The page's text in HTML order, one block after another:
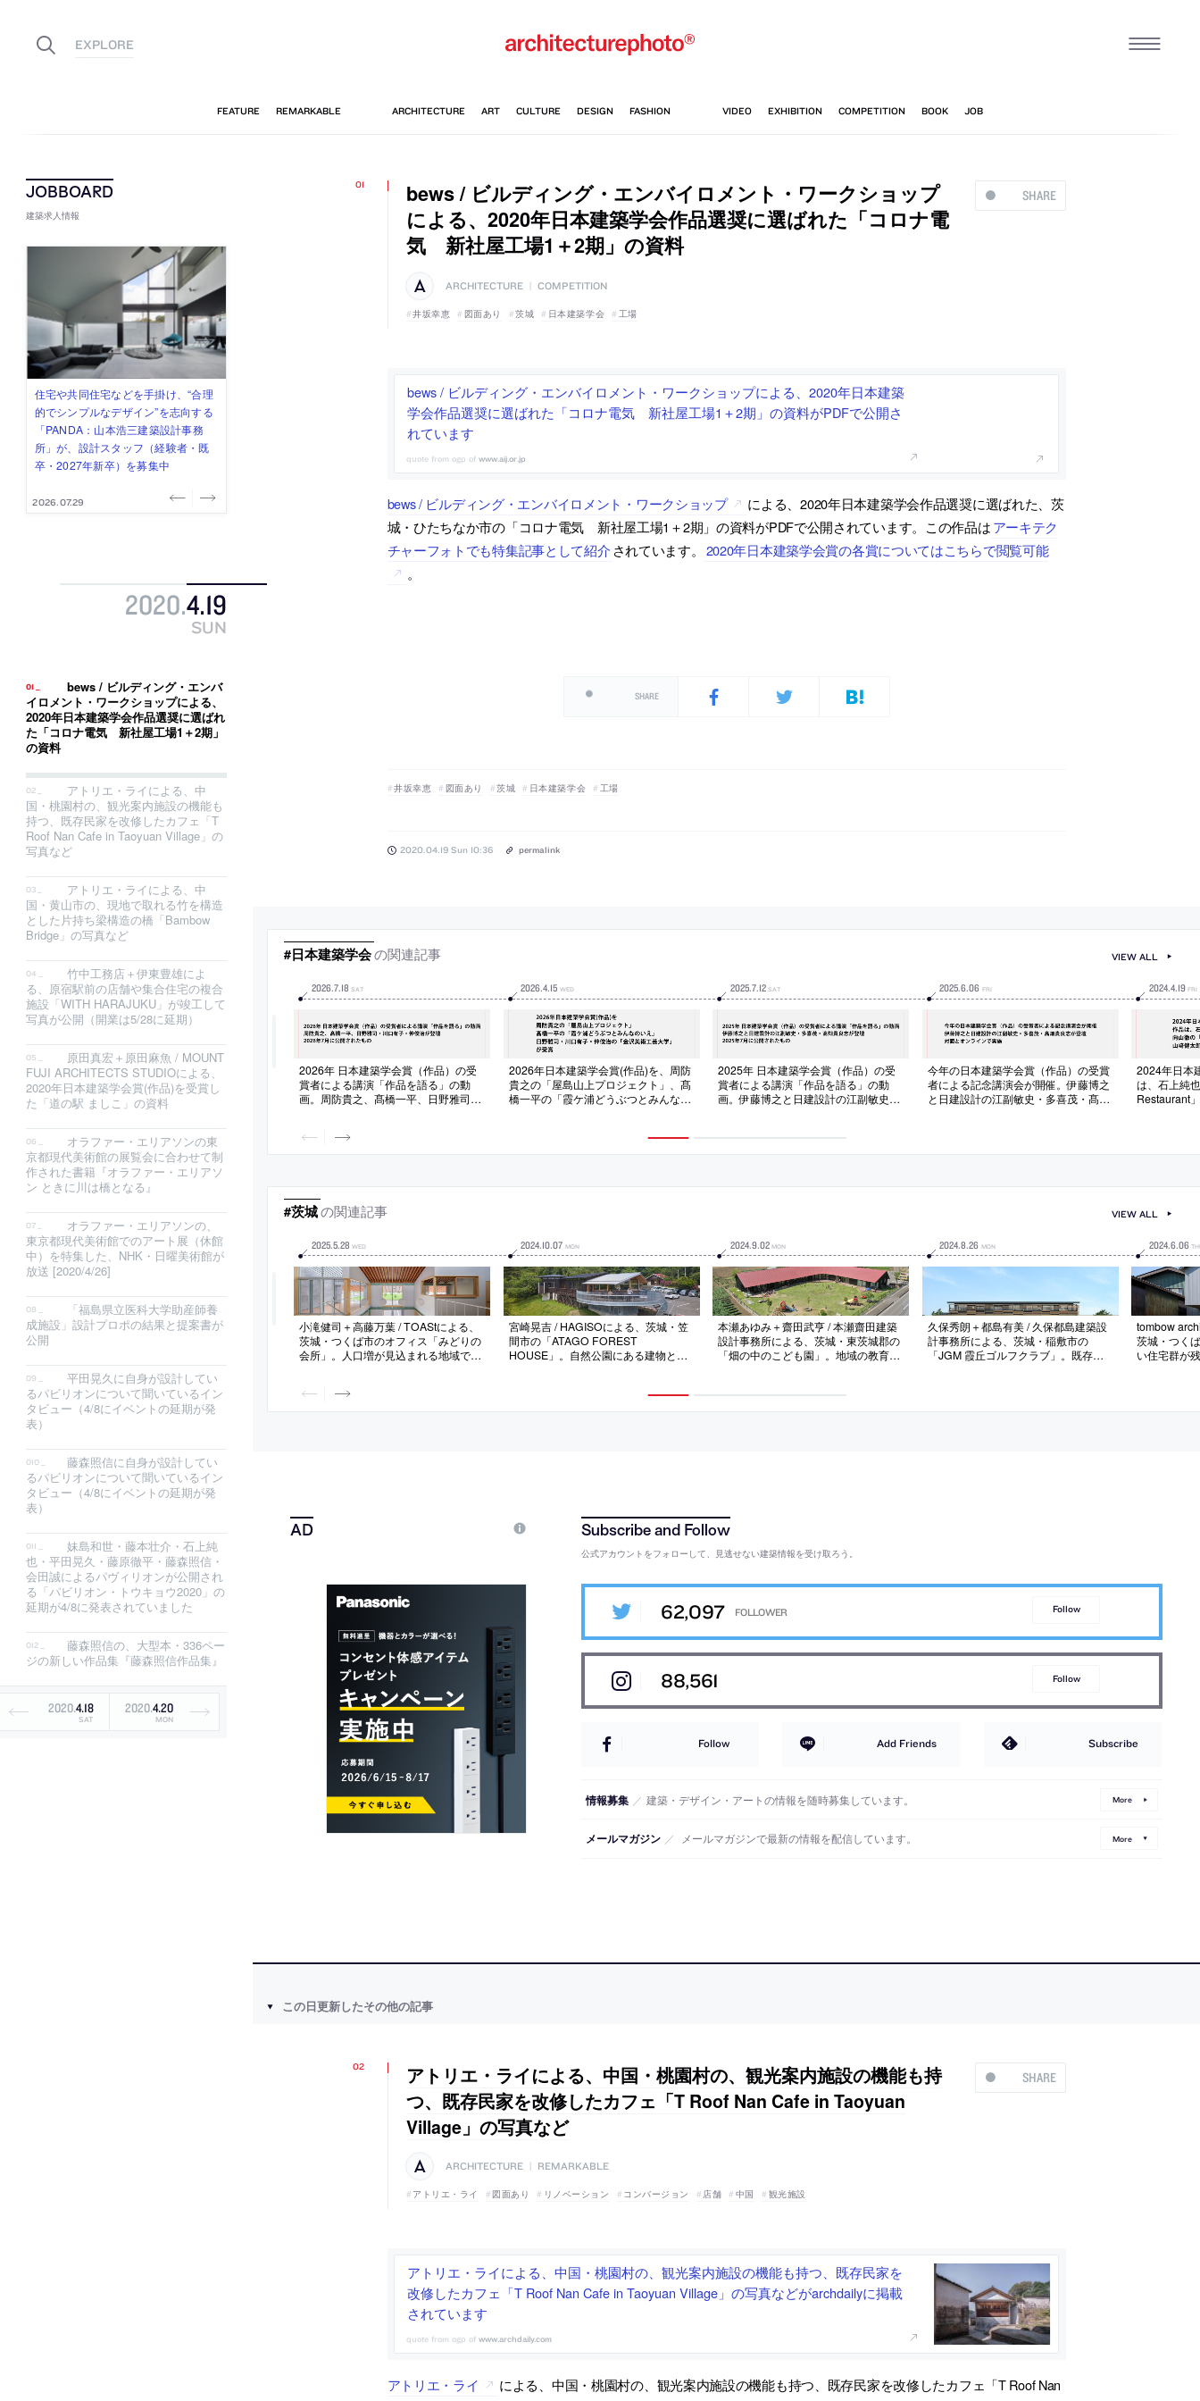
建築求人情報
古民家を軸に全国で“価値循環の仕組
み”を作り、リモートワーク主体の働
き方を実践する「株式会社つぎと」
が、設計スタッフ（経験者・既卒）
を募集中
2026.08.03
リノベる株式会社が、設計パートナ
ー (業務委託) を募集中
2026.08.03
社会への影響力のある建築を手掛
け、スタッフ同士で助け合う環境づ
くりも行う「E.A.S.T.architects」
が、設計スタッフ（経験者・既卒・
2027年新卒）を募集中
2026.07.31
代官山を拠点に活動する「梅澤竜也 /
ALA INC.」が、設計スタッフ・アル
バイト・事務職を募集中
2026.07.30
住宅や共同住宅などを手掛け、“合理
的でシンプルなデザイン”を志向する
「PANDA：山本浩三建築設計事務
所」が、設計スタッフ（経験者・既
卒・2027年新卒）を募集中
2026.07.29
2020.4.19
SUN
bews / ビルディング・エンバ
イロメント・ワークショップによる、
2020年日本建築学会作品選奨に選ばれ
た「コロナ電気 新社屋工場1＋2期」
の資料
アトリエ・ライによる、中
国・桃園村の、観光案内施設の機能も
持つ、既存民家を改修したカフェ「T
Roof Nan Cafe in Taoyuan Village」の
写真など
アトリエ・ライによる、中
国・黄山市の、現地で取れる竹を構造
とした片持ち梁構造の橋「Bambow
Bridge」の写真など
竹中工務店＋伊東豊雄によ
る、原宿駅前の店舗や集合住宅の複合
施設「WITH HARAJUKU」が竣工して
写真が公開（開業は5/28に延期）
原田真宏＋原田麻魚 / MOUNT
FUJI ARCHITECTS STUDIOによる、
2020年日本建築学会賞(作品)を受賞し
た「道の駅 ましこ」の資料
オラファー・エリアソンの東
京都現代美術館の展覧会に合わせて制
作された書籍『オラファー・エリアソ
ン ときに川は橋となる』
オラファー・エリアソンの、
東京都現代美術館でのアート展（休館
中）を特集した、NHK・日曜美術館が
放送 [2020/4/26]
「福島県立医科大学助産師養
成施設」設計プロポの結果と提案書が
公開
平田晃久に自身が設計してい
るパビリオンについて聞いているイン
タビュー（4/8にイベントの延期が発
表）
藤森照信に自身が設計してい
るパビリオンについて聞いているイン
タビュー（4/8にイベントの延期が発
表）
妹島和世・藤本壮介・石上純
也・平田晃久・藤原徹平・藤森照信・
会田誠によるパヴィリオンが公開され
る「パビリオン・トウキョウ2020」の
延期が4/8に発表されていました
藤森照信の、大型本・336ペー
ジの新しい作品集『藤森照信作品集』
2020.4.18
SAT
2020.4.20
MON
SHARE
bews / ビルディング・エンバイロメント・ワークショップ
による、2020年日本建築学会作品選奨に選ばれた「コロナ電
気 新社屋工場1＋2期」の資料
ARCHITECTURE COMPETITION
井坂幸恵 図面あり 茨城 日本建築学会 工場
bews / ビルディング・エンバイロメント・ワークショップによる、2020年日本建築
学会作品選奨に選ばれた「コロナ電気 新社屋工場1＋2期」の資料がPDFで公開さ
れています
www.aij.or.jp
bews / ビルディング・エンバイロメント・ワークショップ
による、2020年日本建築学会作品選奨に選ばれた、茨
城・ひたちなか市の「コロナ電気 新社屋工場1＋2期」の資料がPDFで公開されています。この作品はアーキテク
チャーフォトでも特集記事として紹介 されています。 2020年日本建築学会賞の各賞についてはこちらで閲覧可能
。
SHARE
井坂幸恵 図面あり 茨城 日本建築学会 工場
2020.04.19 Sun 10:36 permalink
#日本建築学会の関連記事
2026.7.18 SAT
2026年 日本建築学会賞（作品）の受
賞者による講演「作品を語る」の動
画。周防貴之、髙橋一平、日野雅司・
2026.4.15 WED
2026年日本建築学会賞(作品)を、周防
貴之の「屋島山上プロジェクト」、髙
橋一平の「霞ケ浦どうぶつとみんなの
2025.7.12 SAT
2025年 日本建築学会賞（作品）の受
賞者による講演「作品を語る」の動
画。伊藤博之と日建設計の江副敏史・
2025.6.06 FRI
今年の日本建築学会賞（作品）の受賞
者による記念講演会が開催。伊藤博之
と日建設計の江副敏史・多喜茂・髙畑
2024.4.19 FRI
2024年日本
は、石上純
Restaurant
VIEW ALL
#茨城の関連記事
2025.5.28 WED
小滝健司＋高藤万葉 / TOAStによる、
茨城・つくば市のオフィス「みどりの
会所」。人口増が見込まれる地域での
な温かみと公共施設の様な大らかさを
持つ存在を志向。木架構の大庇と開か
2024.10.07 MON
宮崎晃吉 / HAGISOによる、茨城・笠
間市の「ATAGO FOREST
HOUSE」。自然公園にある建物と周
も切り替わる中継地点”としての建築
を志向。既存への“円弧状のテラス”な
2024.9.02 MON
本瀬あゆみ＋齋田武亨 / 本瀬齋田建築
設計事務所による、茨城・東茨城郡の
「畑の中のこども園」。地域の教育と
ケールや地面の色とも呼応する“大屋
根”を備えた建築を考案。軒下に長い
2024.8.26 MON
久保秀朗＋都島有美 / 久保都島建築設
計事務所による、茨城・稲敷市の
「JGM 霞丘ゴルフクラブ」。既存の
なゲートで高揚感を与える建築を考
2024.6.06
tombow
茨城・つく
い住宅群が
建築を志向
VIEW ALL
公式アカウントをフォローして、見逃せない建築情報を受け取ろう。
62,097 Follow
88,561 Follow
Follow Add Friends Subscribe
情報募集 ／ 建築・デザイン・アートの情報を随時募集しています。 More
メールマガジン ／ メールマガジンで最新の情報を配信しています。 More
この日更新したその他の記事
SHARE
アトリエ・ライによる、中国・桃園村の、観光案内施設の機能も持
つ、既存民家を改修したカフェ「T Roof Nan Cafe in Taoyuan
Village」の写真など
ARCHITECTURE REMARKABLE
アトリエ・ライ 図面あり リノベーション コンバージョン 店舗 中国 観光施設
アトリエ・ライによる、中国・桃園村の、観光案内施設の機能も持つ、既存民家を
改修したカフェ「T Roof Nan Cafe in Taoyuan Village」の写真などがarchdailyに掲載
されています
www.archdaily.com
アトリエ・ライ
による、中国・桃園村の、観光案内施設の機能も持つ、既存民家を改修したカフェ「T Roof Nan